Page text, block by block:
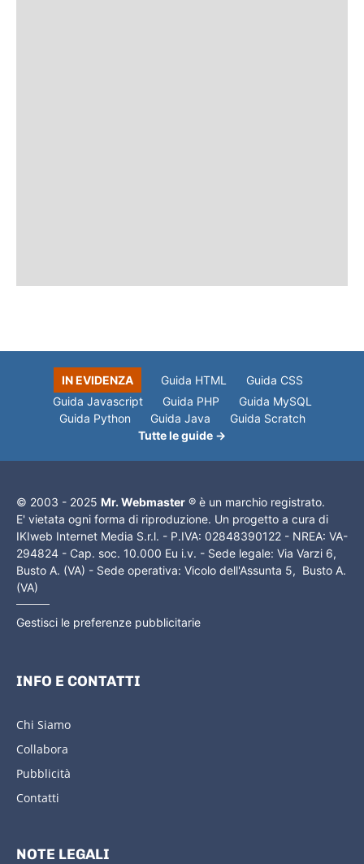
IN EVIDENZA Guida HTML
Guida CSS
Guida Javascript
Guida PHP
Guida MySQL
Guida Python
Guida Java
Guida Scratch
Tutte le guide →
© 2003 - 2025 Mr. Webmaster ® è un marchio registrato.
E' vietata ogni forma di riproduzione. Un progetto a cura di
IKIweb Internet Media S.r.l. - P.IVA: 02848390122 - NREA: VA-
294824 - Cap. soc. 10.000 Eu i.v. - Sede legale: Via Varzi 6,
Busto A. (VA) - Sede operativa: Vicolo dell'Assunta 5, Busto A.
(VA)
Gestisci le preferenze pubblicitarie
INFO E CONTATTI
Chi Siamo
Collabora
Pubblicità
Contatti
NOTE LEGALI